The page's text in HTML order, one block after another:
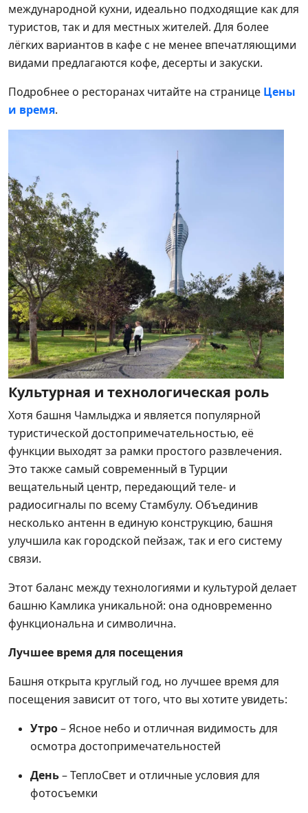
международной кухни, идеально подходящие как для
туристов, так и для местных жителей. Для более
лёгких вариантов в кафе с не менее впечатляющими
видами предлагаются кофе, десерты и закуски.
Подробнее о ресторанах читайте на странице Цены
и время.
Культурная и технологическая роль
Хотя башня Чамлыджа и является популярной
туристической достопримечательностью, её
функции выходят за рамки простого развлечения.
Это также самый современный в Турции
вещательный центр, передающий теле- и
радиосигналы по всему Стамбулу. Объединив
несколько антенн в единую конструкцию, башня
улучшила как городской пейзаж, так и его систему
связи.
Этот баланс между технологиями и культурой делает
башню Камлика уникальной: она одновременно
функциональна и символична.
Лучшее время для посещения
Башня открыта круглый год, но лучшее время для
посещения зависит от того, что вы хотите увидеть:
Утро– Ясное небо и отличная видимость для
осмотра достопримечательностей
День– ТеплоСвет и отличные условия для
фотосъемки